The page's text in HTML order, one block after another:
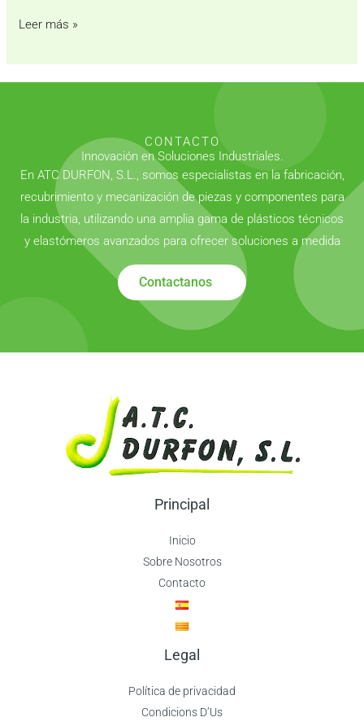
Leer más »
CONTACTO
Innovación en Soluciones Industriales.
En ATC DURFON, S.L., somos especialistas en la fabricación,
recubrimiento y mecanización de piezas y componentes para
la industria, utilizando una amplia gama de plásticos técnicos
y elastómeros avanzados para ofrecer soluciones a medida
Contactanos
Principal
Inicio
Sobre Nosotros
Contacto
Legal
Política de privacidad
Condicions D’Us